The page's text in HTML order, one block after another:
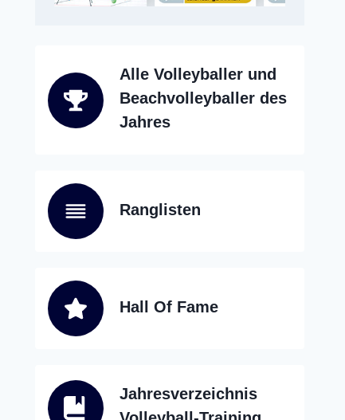
Alle Volleyballer und
Beachvolleyballer des
Jahres
Ranglisten
Hall Of Fame
Jahresverzeichnis